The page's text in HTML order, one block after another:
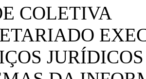
COLETIVA